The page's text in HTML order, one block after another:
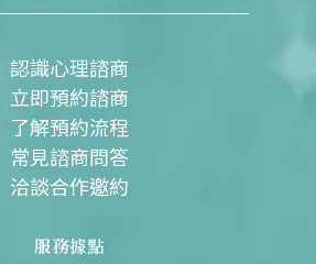
e r
認識心理諮商
立即預約諮商
了解預約流程
常見諮商問答
洽談合作邀約
服務據點